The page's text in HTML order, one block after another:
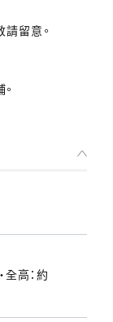
留意。
高：約